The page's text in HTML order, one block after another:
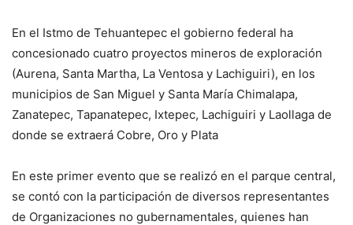
En el Istmo de Tehuantepec el gobierno federal ha
concesionado cuatro proyectos mineros de exploración
(Aurena, Santa Martha, La Ventosa y Lachiguiri), en los
municipios de San Miguel y Santa María Chimalapa,
Zanatepec, Tapanatepec, Ixtepec, Lachiguiri y Laollaga de
donde se extraerá Cobre, Oro y Plata
En este primer evento que se realizó en el parque central,
se contó con la participación de diversos representantes
de Organizaciones no gubernamentales, quienes han